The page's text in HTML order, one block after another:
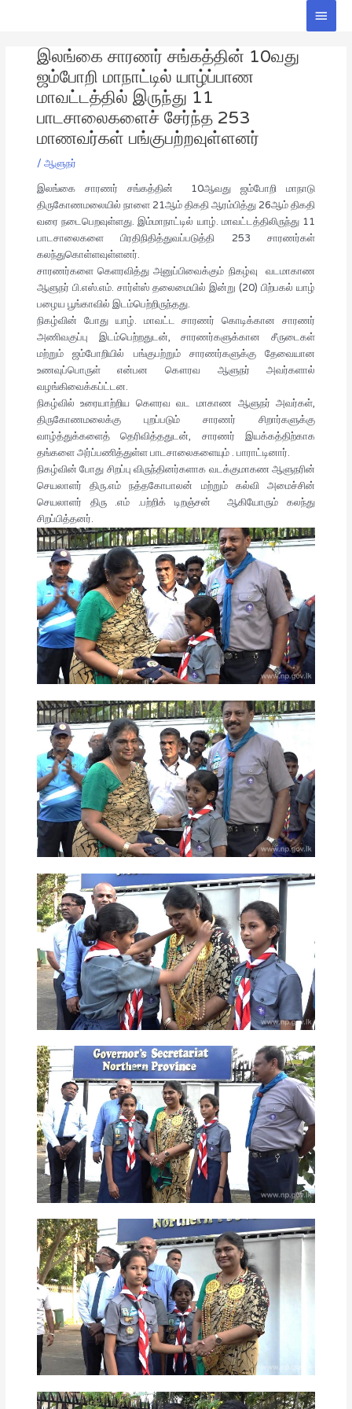
Main
இலங்கை சாரணர் சங்கத்தின் 10வது
ஜம்போறி மாநாட்டில் யாழ்ப்பாண
மாவட்டத்தில் இருந்து 11
பாடசாலைகளைச் சேர்ந்த 253
மாணவர்கள் பங்குபற்றவுள்ளனர்
/ ஆளுநர்
இலங்கை சாரணர் சங்கத்தின் 10ஆவது ஜம்போறி மாநாடு
திருகோணமலையில் நாளை 21ஆம் திகதி ஆரம்பித்து 26ஆம் திகதி
வரை நடைபெறவுள்ளது. இம்மாநாட்டில் யாழ். மாவட்டத்திலிருந்து 11
பாடசாலைகளை பிரதிநிதித்துவப்படுத்தி 253 சாரணர்கள்
கலந்துகொள்ளவுள்ளனர்.
சாரணர்களை கெளரவித்து அனுப்பிவைக்கும் நிகழ்வு வடமாகாண
ஆளுநர் பி.எஸ்.எம். சார்ள்ஸ் தலைமையில் இன்று (20) பிற்பகல் யாழ்
பழைய பூங்காவில் இடம்பெற்றிருந்தது.
நிகழ்வின் போது யாழ். மாவட்ட சாரணர் கொடிக்கான சாரணர்
அணிவகுப்பு இடம்பெற்றதுடன், சாரணர்களுக்கான சீருடைகள்
மற்றும் ஜம்போறியில் பங்குபற்றும் சாரணர்களுக்கு தேவையான
உணவுப்பொருள் என்பன கௌரவ ஆளுநர் அவர்களால்
வழங்கிவைக்கப்ட்டன.
நிகழ்வில் உரையாற்றிய கெளரவ வட மாகாண ஆளுநர் அவர்கள்,
திருகோணமலைக்கு புறப்படும் சாரணர் சிறார்களுக்கு
வாழ்த்துக்களைத் தெரிவித்ததுடன், சாரணர் இயக்கத்திற்காக
தங்களை அர்ப்பணித்துள்ள பாடசாலைகளையும் . பாராட்டினார்.
நிகழ்வின் போது சிறப்பு விருந்தினர்களாக வடக்குமாகண ஆளுநரின்
செயலாள‌ர் திரு.எம் நத்தகோபாலன் மற்றும் கல்வி அமைச்சின்
செயலாளர் திரு .எம் .பற்றிக் டிறஞ்சன் ஆகியோரும் கலந்து
சிறப்பித்தனர்.
navigation